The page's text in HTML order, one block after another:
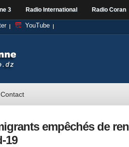
3 Radio International Radio Coran
YouTube
Contact
empêchés de
19